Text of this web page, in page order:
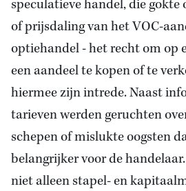
speculatieve handel, die
of prijsdaling van het VOC-
optiehandel - het recht om op
een aandeel te kopen of te
hiermee zijn intrede. Naast
tarieven werden geruchten
schepen of mislukte oogsten
belangrijker voor de
niet alleen stapel- en